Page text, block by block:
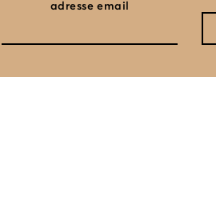
adresse email